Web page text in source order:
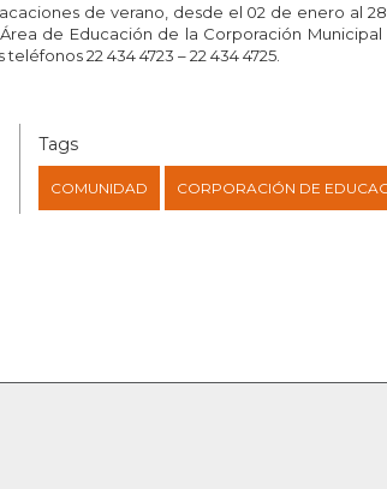
de verano, desde el 02 de enero al
de Educación de la Corporación
22 434 4723 – 22 434 4725.
Tags
COMUNIDAD CORPORACIÓN DE